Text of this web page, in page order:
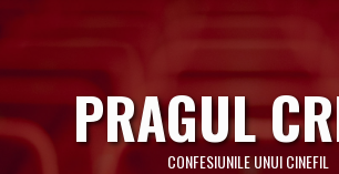
to
content
PRAGUL
CONFESIUNILE UNUI CINEFIL